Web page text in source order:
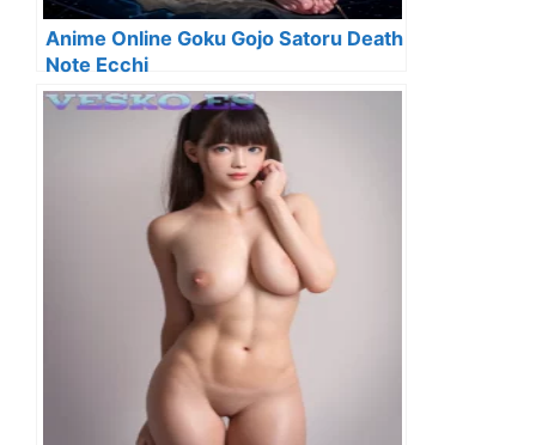
Anime Online Goku Gojo Satoru Death
Note Ecchi